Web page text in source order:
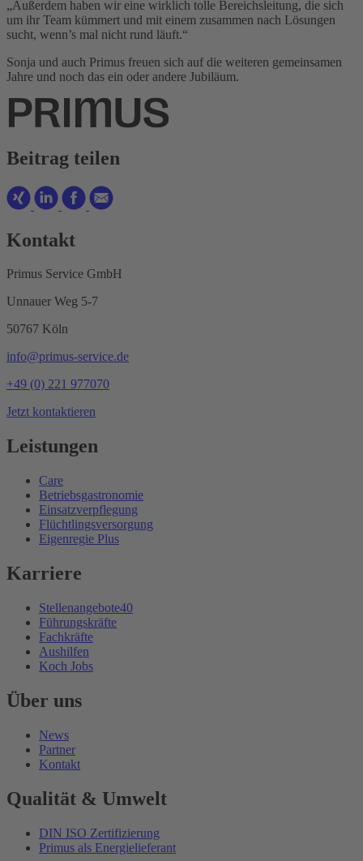
„Außerdem haben wir eine wirklich tolle Bereichsleitung, die sich
um ihr Team kümmert und mit einem zusammen nach Lösungen
sucht, wenn’s mal nicht rund läuft.“
Sonja und auch Primus freuen sich auf die weiteren gemeinsamen
Jahre und noch das ein oder andere Jubiläum.
Beitrag teilen
Kontakt
Primus Service GmbH
Unnauer Weg 5-7
50767 Köln
info@primus-service.de
+49 (0) 221 977070
Jetzt kontaktieren
Leistungen
Care
Betriebsgastronomie
Einsatzverpflegung
Flüchtlingsversorgung
Eigenregie Plus
Karriere
Stellenangebote40
Führungskräfte
Fachkräfte
Aushilfen
Koch Jobs
Über uns
News
Partner
Kontakt
Qualität & Umwelt
DIN ISO Zertifizierung
Primus als Energielieferant